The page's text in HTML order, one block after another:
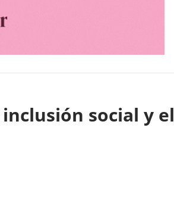
social y el